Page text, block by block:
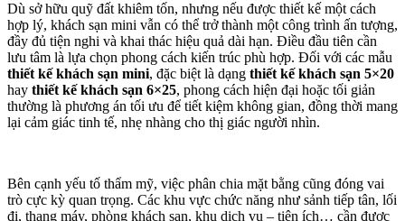
Dù sở hữu quỹ đất khiêm tốn, nhưng nếu được thiết kế một cách
hợp lý, khách sạn mini vẫn có thể trở thành một công trình ấn tượng,
đầy đủ tiện nghi và khai thác hiệu quả dài hạn. Điều đầu tiên cần
lưu tâm là lựa chọn phong cách kiến trúc phù hợp. Đối với các mẫu
thiết kế khách sạn mini, đặc biệt là dạng thiết kế khách sạn 5×20
hay thiết kế khách sạn 6×25, phong cách hiện đại hoặc tối giản
thường là phương án tối ưu để tiết kiệm không gian, đồng thời mang
lại cảm giác tinh tế, nhẹ nhàng cho thị giác người nhìn.
Bên cạnh yếu tố thẩm mỹ, việc phân chia mặt bằng cũng đóng vai
trò cực kỳ quan trọng. Các khu vực chức năng như sảnh tiếp tân, lối
đi, thang máy, phòng khách sạn, khu dịch vụ – tiện ích… cần được